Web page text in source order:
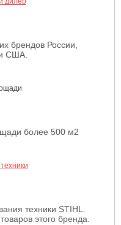
брендов России,
США.
более 500 м2
техники STIHL.
этого бренда.